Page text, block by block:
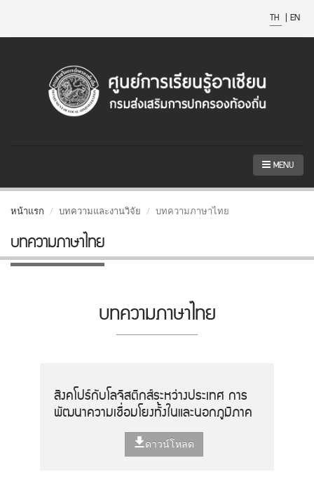
TH | EN
MENU
หน้าแรก บทความและงานวิจัย บทความภาษาไทย
บทความภาษาไทย
บทความภาษาไทย
สิงคโปร์กับโลจิสติกส์ระหว่างประเทศ การ
พัฒนาความเชื่อมโยงทั้งในและนอกภูมิภาค
ดาวน์โหลด